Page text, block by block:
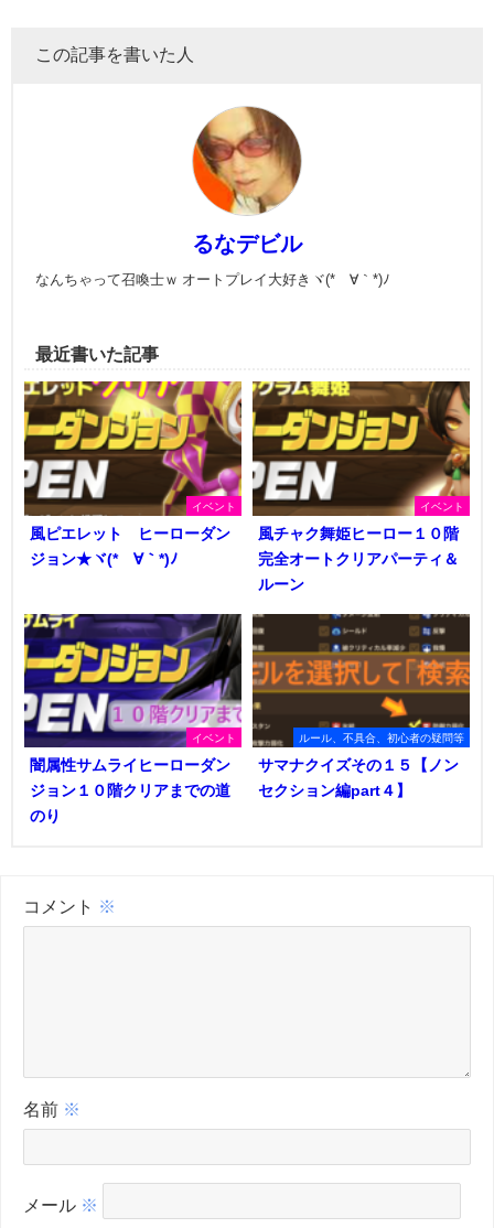
この記事を書いた人
るなデビル
なんちゃって召喚士ｗ オートプレイ大好きヾ(*´∀｀*)ﾉ
最近書いた記事
イベント
風ピエレット ヒーローダン
ジョン★ヾ(*´∀｀*)ﾉ
イベント
風チャク舞姫ヒーロー１０階
完全オートクリアパーティ＆
ルーン
イベント
闇属性サムライヒーローダン
ジョン１０階クリアまでの道
のり
ルール、不具合、初心者の疑問等
サマナクイズその１５【ノン
セクション編part４】
コメント ※
名前 ※
メール ※